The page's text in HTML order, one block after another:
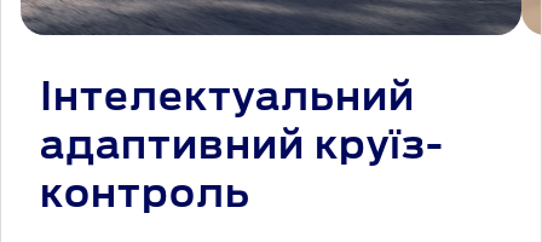
Інтелектуальний
адаптивний круїз-
контроль